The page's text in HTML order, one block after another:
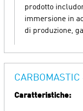
prodotto
immersione in
di produzione,
CARBOMASTIC
Caratteristiche: